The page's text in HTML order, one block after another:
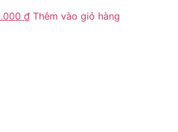
₫ Thêm vào giỏ hàng